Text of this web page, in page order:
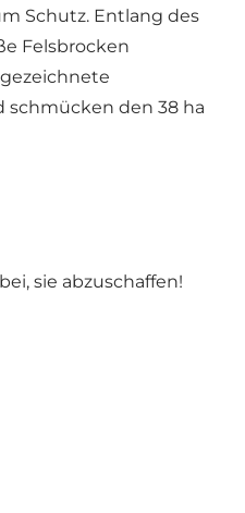
Schutz. Entlang des
Felsbrocken
den 38 ha
sie abzuschaffen!